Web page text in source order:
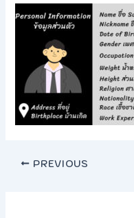
PREVIOUS